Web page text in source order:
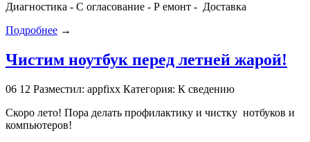
Диагностика - С огласование - Р емонт - Доставка
Подробнее →
Чистим ноутбук перед летней жарой!
06 12 Разместил: appfixx Категория: К сведению
Скоро лето! Пора делать профилактику и чистку нотбуков и
компьютеров!